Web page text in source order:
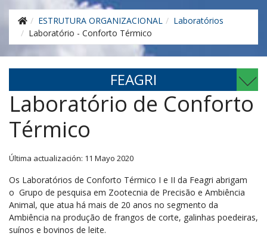
ESTRUTURA ORGANIZACIONAL
Laboratórios
Laboratório - Conforto Térmico
FEAGRI
Laboratório de Conforto
Térmico
Última actualización: 11 Mayo 2020
Os Laboratórios de Conforto Térmico I e II da Feagri abrigam
o Grupo de pesquisa em Zootecnia de Precisão e Ambiência
Animal, que atua há mais de 20 anos no segmento da
Ambiência na produção de frangos de corte, galinhas poedeiras,
suínos e bovinos de leite.